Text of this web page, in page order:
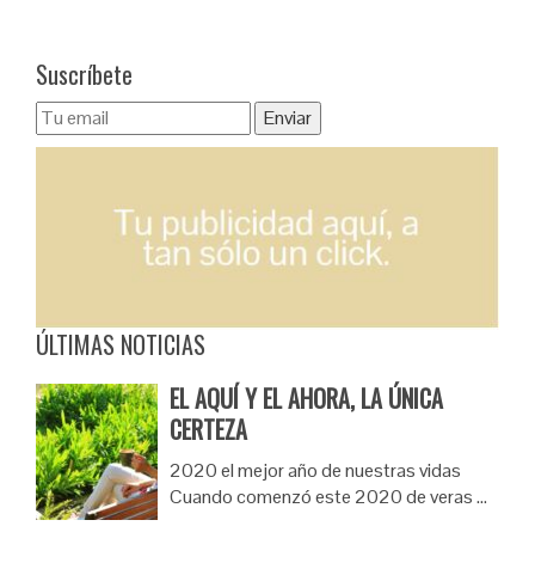
Suscríbete
ÚLTIMAS NOTICIAS
EL AQUÍ Y EL AHORA, LA ÚNICA
CERTEZA
2020 el mejor año de nuestras vidas
Cuando comenzó este 2020 de veras …